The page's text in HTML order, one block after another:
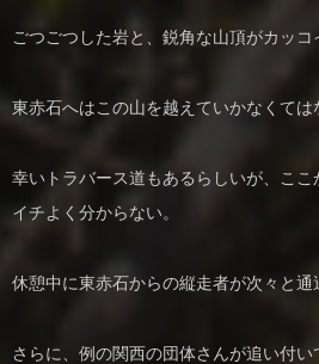
ごつごつした岩と、鋭角な山頂がカッコ
東赤石へはこの山を越えていかなくては
幸いトラバース道もあるらしいが、こ
イチよく分からない。
休憩中に東赤石からの縦走者が次々と通
さらに、例の関西の団体さんが追い付い